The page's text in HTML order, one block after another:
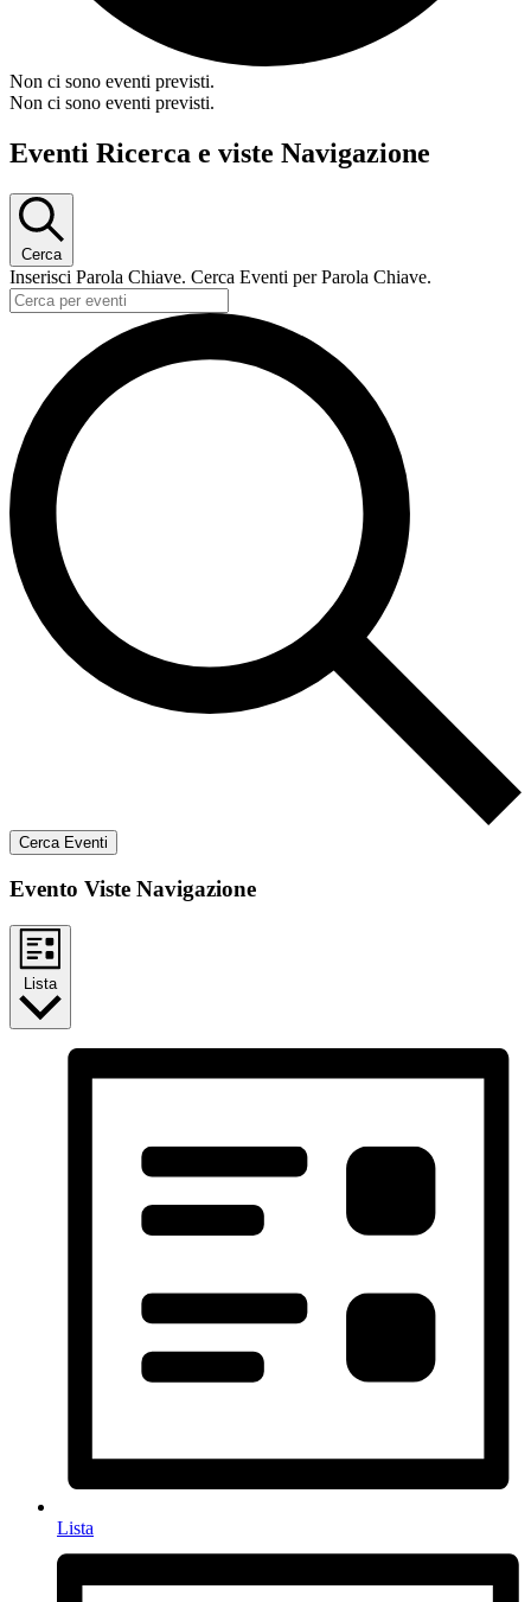
Non ci sono eventi previsti.
Non ci sono eventi previsti.
Eventi Ricerca e viste Navigazione
Cerca
Inserisci Parola Chiave. Cerca Eventi per Parola Chiave.
Cerca Eventi
Evento Viste Navigazione
Lista
Lista